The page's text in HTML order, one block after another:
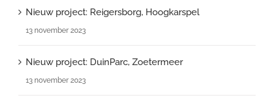
Nieuw project: Reigersborg, Hoogkarspel
13 november 2023
Nieuw project: DuinParc, Zoetermeer
13 november 2023